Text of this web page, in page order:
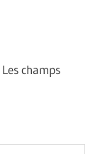
Les champs